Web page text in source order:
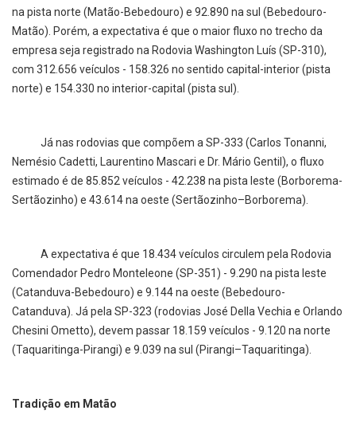
na pista norte (Matão-Bebedouro) e 92.890 na sul (Bebedouro-
Matão). Porém, a expectativa é que o maior fluxo no trecho da
empresa seja registrado na Rodovia Washington Luís (SP-310),
com 312.656 veículos - 158.326 no sentido capital-interior (pista
norte) e 154.330 no interior-capital (pista sul).
Já nas rodovias que compõem a SP-333 (Carlos Tonanni,
Nemésio Cadetti, Laurentino Mascari e Dr. Mário Gentil), o fluxo
estimado é de 85.852 veículos - 42.238 na pista leste (Borborema-
Sertãozinho) e 43.614 na oeste (Sertãozinho–Borborema).
A expectativa é que 18.434 veículos circulem pela Rodovia
Comendador Pedro Monteleone (SP-351) - 9.290 na pista leste
(Catanduva-Bebedouro) e 9.144 na oeste (Bebedouro-
Catanduva). Já pela SP-323 (rodovias José Della Vechia e Orlando
Chesini Ometto), devem passar 18.159 veículos - 9.120 na norte
(Taquaritinga-Pirangi) e 9.039 na sul (Pirangi–Taquaritinga).
Tradição em Matão